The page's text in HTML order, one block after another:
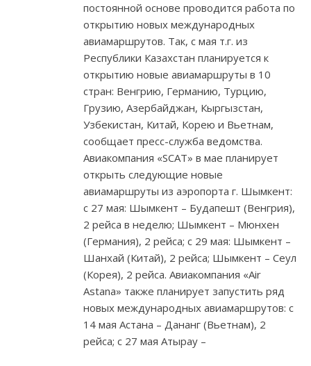
постоянной основе проводится работа по
открытию новых международных
авиамаршрутов. Так, с мая т.г. из
Республики Казахстан планируется к
открытию новые авиамаршруты в 10
стран: Венгрию, Германию, Турцию,
Грузию, Азербайджан, Кыргызстан,
Узбекистан, Китай, Корею и Вьетнам,
сообщает пресс-служба ведомства.
Авиакомпания «SCAT» в мае планирует
открыть следующие новые
авиамаршруты из аэропорта г. Шымкент:
с 27 мая: Шымкент – Будапешт (Венгрия),
2 рейса в неделю; Шымкент – Мюнхен
(Германия), 2 рейса; с 29 мая: Шымкент –
Шанхай (Китай), 2 рейса; Шымкент – Сеул
(Корея), 2 рейса. Авиакомпания «Air
Astana» также планирует запустить ряд
новых международных авиамаршрутов: с
14 мая Астана – Дананг (Вьетнам), 2
рейса; с 27 мая Атырау –